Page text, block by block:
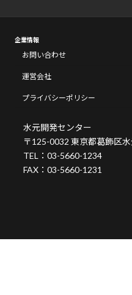
企業情報
お問い合わせ
運営会社
プライバシーポリシー
水元開発センター
〒125-0032 東京都葛飾区
TEL：03-5660-1234
FAX：03-5660-1231